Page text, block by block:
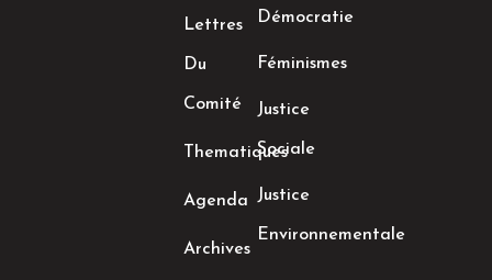
Lettres
Du
Comité
Thematiques
Agenda
Archives
Démocratie
Féminismes
Justice
Sociale
Justice
Environnementale